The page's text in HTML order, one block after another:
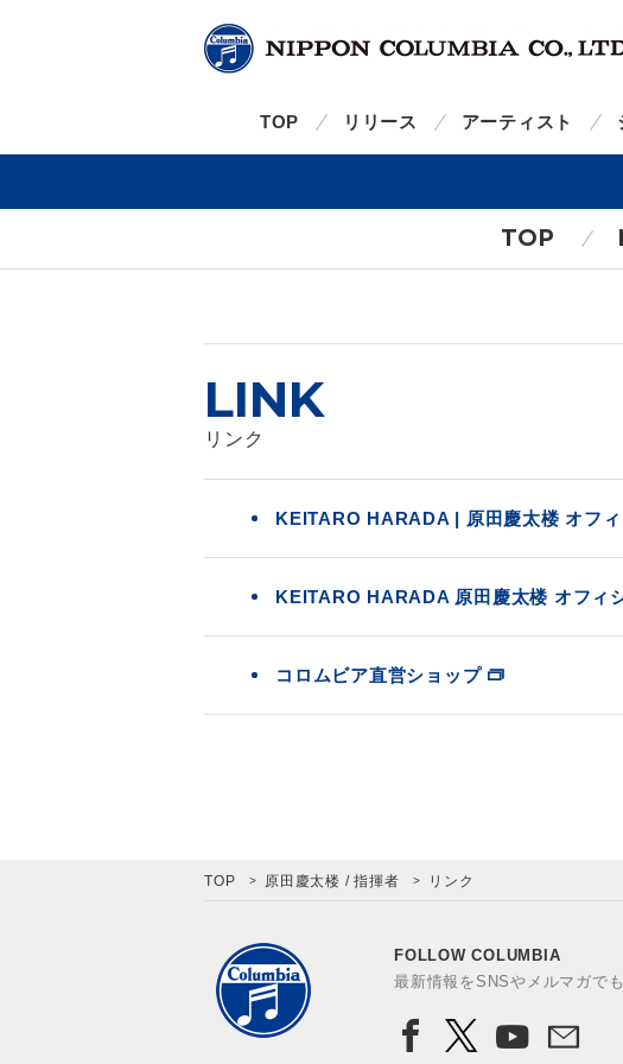
TOP リリース アーティスト
TOP
LINK
リンク
KEITARO HARADA | 原田慶太楼 オフ
KEITARO HARADA 原田慶太楼 オフィ
コロムビア直営ショップ
TOP 原田慶太楼 / 指揮者 リンク
FOLLOW COLUMBIA
最新情報をSNSやメルマガでも